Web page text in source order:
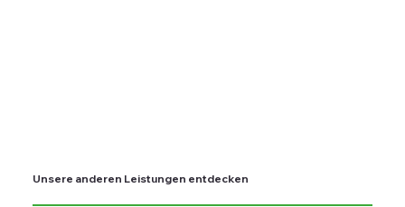
Unsere anderen Leistungen entdecken